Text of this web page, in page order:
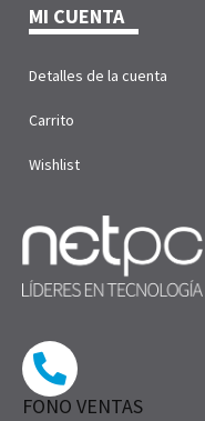
FONO VENTAS
MI CUENTA
Detalles de la cuenta
Carrito
Wishlist